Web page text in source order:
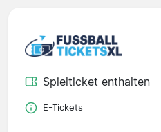
Spielticket enthalten
E-Tickets